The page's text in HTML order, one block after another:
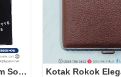
Kotak Rokok Aluminium Solid Case